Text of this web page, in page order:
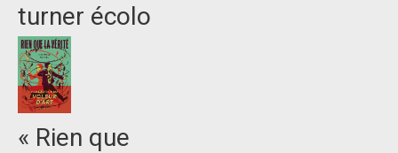
turner écolo
« Rien que